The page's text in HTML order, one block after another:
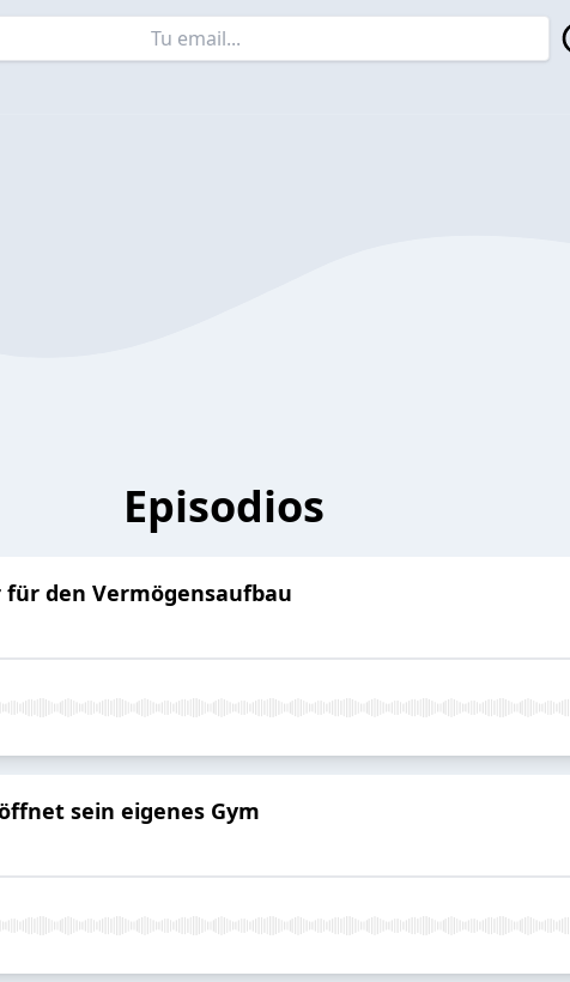
Episodios
für den Vermögensaufbau
sein eigenes Gym